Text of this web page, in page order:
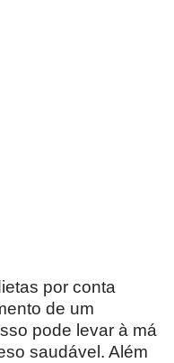
por conta
de um
pode levar à má
saudável. Além